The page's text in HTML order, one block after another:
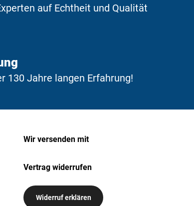
auf Echtheit und Qualität
130 Jahre langen Erfahrung!
Wir versenden mit
Vertrag widerrufen
Widerruf erklären